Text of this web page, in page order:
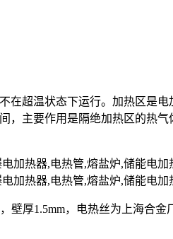
在超温状态下运行。加热区是
，主要作用是隔绝加热区的热
壁厚1.5mm，电热丝为上海合